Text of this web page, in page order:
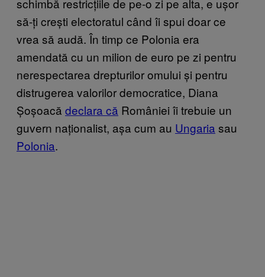
să-ți crești electoratul când îi spui doar ce
vrea să audă. În timp ce Polonia era
amendată cu un milion de euro pe zi pentru
nerespectarea drepturilor omului și pentru
distrugerea valorilor democratice, Diana
Șoșoacă declara că României îi trebuie un
guvern naționalist, așa cum au Ungaria sau
Polonia.